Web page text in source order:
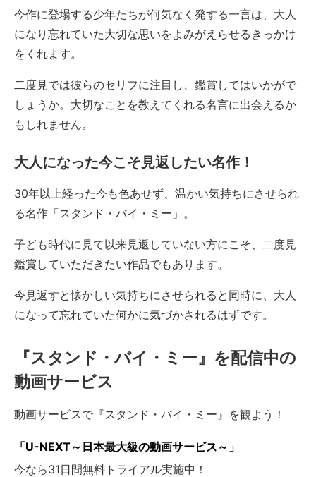
今作に登場する少年たちが何気なく発する一言は、大人
になり忘れていた大切な思いをよみがえらせるきっかけ
をくれます。
二度見では彼らのセリフに注目し、鑑賞してはいかがで
しょうか。大切なことを教えてくれる名言に出会えるか
もしれません。
大人になった今こそ見返したい名作！
30年以上経った今も色あせず、温かい気持ちにさせられ
る名作「スタンド・バイ・ミー」。
子ども時代に見て以来見返していない方にこそ、二度見
鑑賞していただきたい作品でもあります。
今見返すと懐かしい気持ちにさせられると同時に、大人
になって忘れていた何かに気づかされるはずです。
『スタンド・バイ・ミー』を配信中の
動画サービス
動画サービスで『スタンド・バイ・ミー』を観よう！
「U-NEXT～日本最大級の動画サービス～」
今なら31日間無料トライアル実施中！